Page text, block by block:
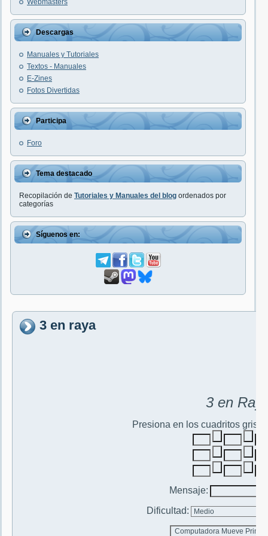
Webmasters
Descargas
Manuales y Tutoriales
Textos - Manuales
E-Zines
Fotos Divertidas
Participa
Foro
Tema destacado
Recopilación de Tutoriales y Manuales del blog ordenados por
categorías
Síguenos en:
3 en raya
3 en
Presiona en los cuadritos
Mensaje:
Dificultad: